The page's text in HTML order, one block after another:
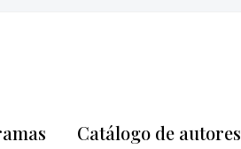
Catálogo de autores